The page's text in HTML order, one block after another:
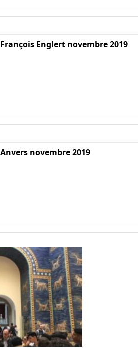
François Englert novembre 2019
Anvers novembre 2019